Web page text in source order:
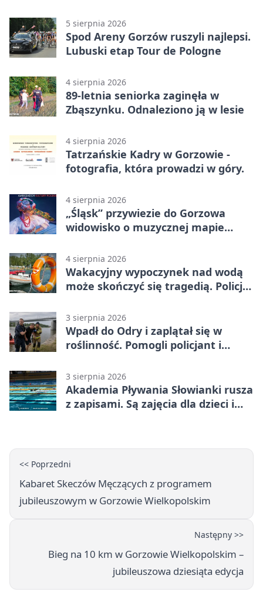
5 sierpnia 2026
Spod Areny Gorzów ruszyli najlepsi.
Lubuski etap Tour de Pologne
4 sierpnia 2026
89-letnia seniorka zaginęła w
Zbąszynku. Odnaleziono ją w lesie
4 sierpnia 2026
Tatrzańskie Kadry w Gorzowie -
fotografia, która prowadzi w góry.
4 sierpnia 2026
„Śląsk” przywiezie do Gorzowa
widowisko o muzycznej mapie
4 sierpnia 2026
Wakacyjny wypoczynek nad wodą
może skończyć się tragedią. Policja
3 sierpnia 2026
Wpadł do Odry i zaplątał się w
roślinność. Pomogli policjant i
3 sierpnia 2026
Akademia Pływania Słowianki rusza
z zapisami. Są zajęcia dla dzieci i
<< Poprzedni
Kabaret Skeczów Męczących z programem
jubileuszowym w Gorzowie Wielkopolskim
Następny >>
Bieg na 10 km w Gorzowie Wielkopolskim –
jubileuszowa dziesiąta edycja